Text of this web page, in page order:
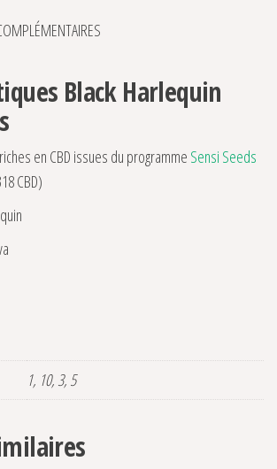
Black Harlequin
en CBD issues du programme Sensi Seeds
CBD)
1, 10, 3, 5